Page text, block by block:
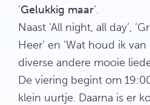
‘Gelukkig maar‘.
Naast ‘All night, all day’,
Heer’ en ‘Wat houd ik
diverse andere mooie
De viering begint om
klein uurtje. Daarna is er